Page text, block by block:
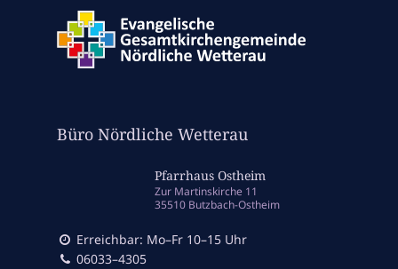
Büro Nördliche Wetterau
Pfarrhaus Ostheim
Zur Martinskirche 11
35510 Butzbach-Ostheim
Erreichbar: Mo–Fr 10–15 Uhr
06033–4305